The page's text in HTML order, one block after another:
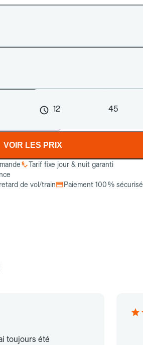
12 45
VOIR LES PRIX
Tarif fixe jour & nuit garanti
de vol/train
Paiement 100 % sécurisé
toujours été